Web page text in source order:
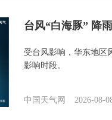
台风“白海豚” 降
受台风影响，华东地区
影响时段。
中国天气网 2026-08-